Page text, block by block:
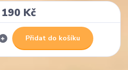
190 Kč
Přidat do košíku